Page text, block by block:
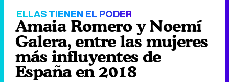
ELLAS TIENEN EL PODER
Amaia Romero y Noemí
Galera, entre las mujeres
más influyentes de
España en 2018